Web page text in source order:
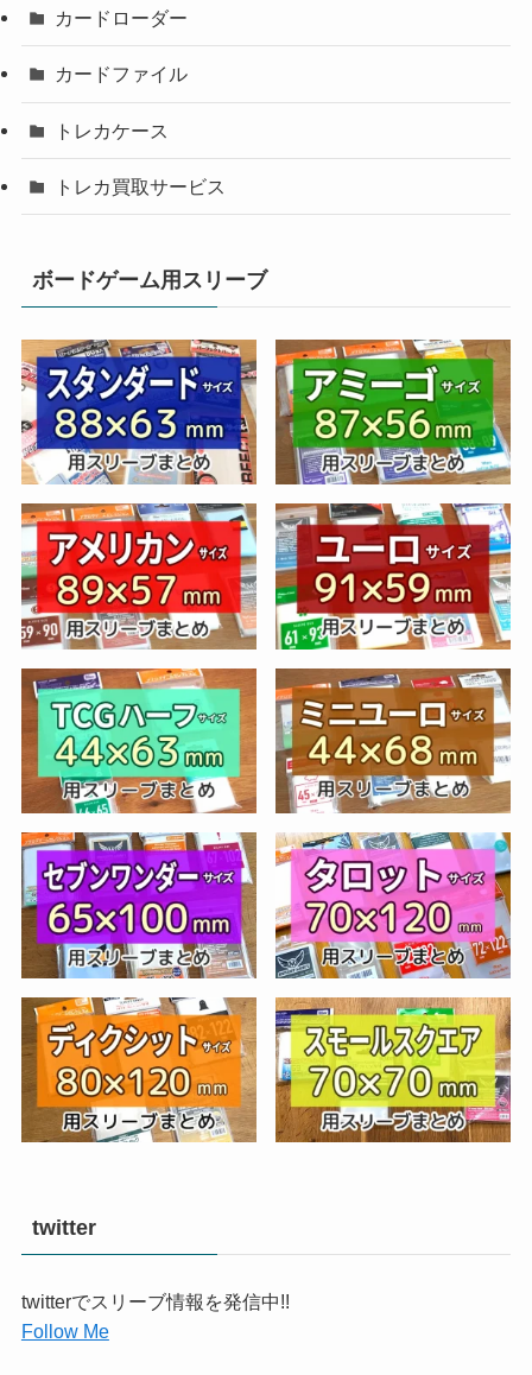
カードローダー
カードファイル
トレカケース
トレカ買取サービス
ボードゲーム用スリーブ
twitter
twitterでスリーブ情報を発信中!!
Follow Me